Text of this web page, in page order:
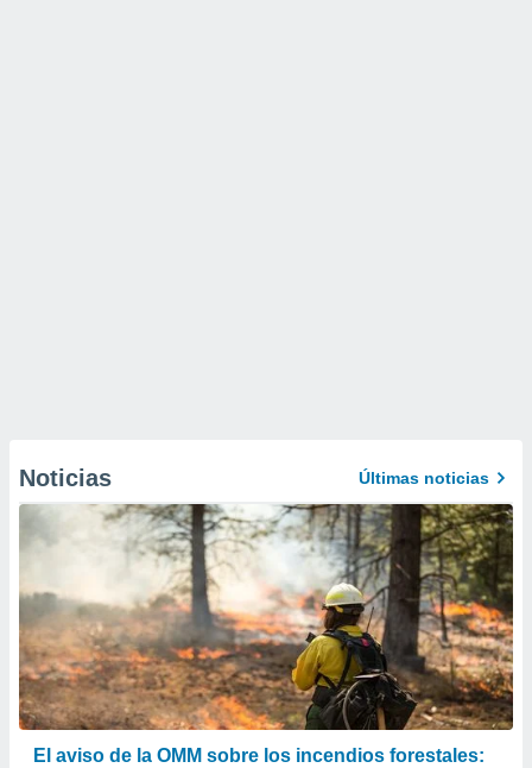
Noticias Últimas noticias
El aviso de la OMM sobre los incendios forestales: